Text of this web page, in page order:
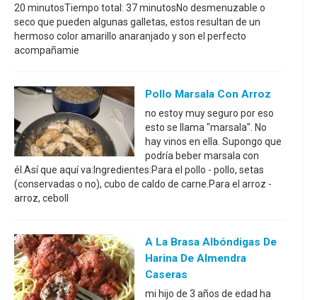
20 minutosTiempo total: 37 minutosNo desmenuzable o
seco que pueden algunas galletas, estos resultan de un
hermoso color amarillo anaranjado y son el perfecto
acompañamie
Pollo Marsala Con Arroz
no estoy muy seguro por eso
esto se llama "marsala". No
hay vinos en ella. Supongo que
podría beber marsala con
él.Así que aquí va:Ingredientes:Para el pollo - pollo, setas
(conservadas o no), cubo de caldo de carne.Para el arroz -
arroz, ceboll
A La Brasa Albóndigas De
Harina De Almendra
Caseras
mi hijo de 3 años de edad ha